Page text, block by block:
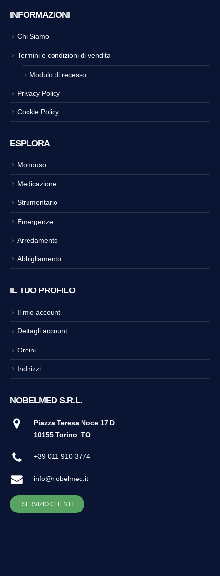
INFORMAZIONI
Chi Siamo
Termini e condizioni di vendita
Modulo di recesso
Privacy Policy
Cookie Policy
ESPLORA
Monouso
Medicazione
Strumentario
Emergenze
Arredamento
Abbigliamento
IL TUO PROFILO
Il mio account
Dettagli account
Ordini
Indirizzi
NOBELMED S.R.L.
Piazza Teresa Noce 17 D
10155 Torino TO
+39 011 910 3774
info@nobelmed.it
SERVIZIO CLIENTI